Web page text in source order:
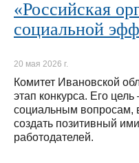
«Российская
социальной
20 мая 2026 г.
Комитет Ивановской
этап конкурса. Его
социальным вопросам,
создать позитивный
работодателей.